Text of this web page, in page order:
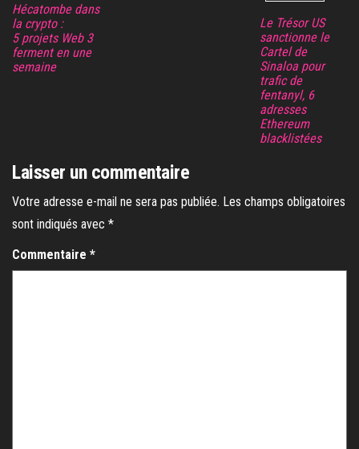
Hécatombe dans
la crypto :
5 projets Web 3
ferment en une
semaine
Le Trésor US
sanctionne le
Cartel de
Sinaloa pour
trafic de
fentanyl, 6
adresses
Ethereum
blacklistées
Laisser un commentaire
Votre adresse e-mail ne sera pas publiée. Les champs obligatoires
sont indiqués avec *
Commentaire *